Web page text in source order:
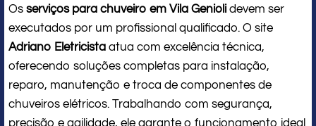
Os serviços para chuveiro em Vila Geniolidevem ser
executados por um profissional qualificado. O site
Adriano Eletricista atua com excelência técnica,
oferecendo soluções completas para instalação,
reparo, manutenção e troca de componentes de
chuveiros elétricos. Trabalhando com segurança,
precisão e agilidade, ele garante o funcionamento ideal